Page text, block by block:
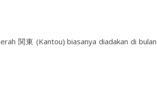
関東 (Kantou) biasanya diadakan di bulan